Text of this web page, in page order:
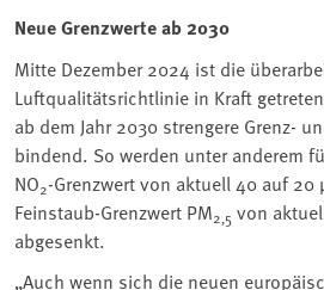
Neue Grenzwerte ab 2030
Mitte Dezember 2024 ist die
Luftqualitätsrichtlinie in Kraft
ab dem Jahr 2030 strengere Grenz-
bindend. So werden unter anderem
NO2-Grenzwert von aktuell 40 auf 20
Feinstaub-Grenzwert PM2,5 von
abgesenkt.
„Auch wenn sich die neuen